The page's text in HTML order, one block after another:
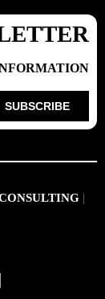
SUBSCRIBE
|